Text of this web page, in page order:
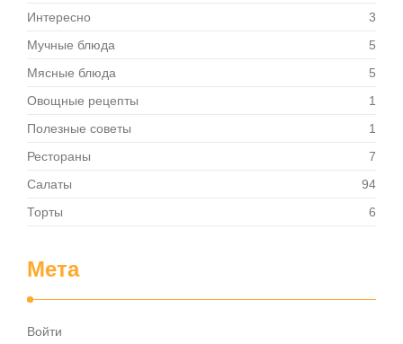
Интересно
3
Мучные блюда
5
Мясные блюда
5
Овощные рецепты
1
Полезные советы
1
Рестораны
7
Салаты
94
Торты
6
Мета
Войти